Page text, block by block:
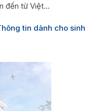
đến từ Việt...
tin dành cho sinh